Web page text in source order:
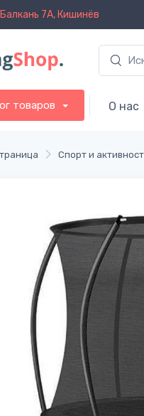
7A, Кишинёв
товаров О нас
Спорт и